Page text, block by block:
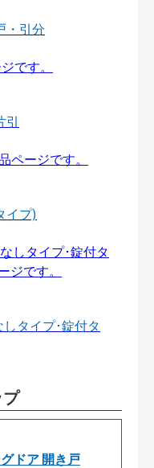
・引分
引
イプ)
タイプ･錠付タ
ドア 開き戸